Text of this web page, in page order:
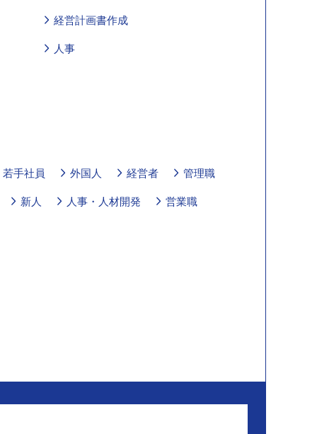
経営計画書作成
人事
若手社員 外国人 経営者 管理職
新人 人事・人材開発 営業職